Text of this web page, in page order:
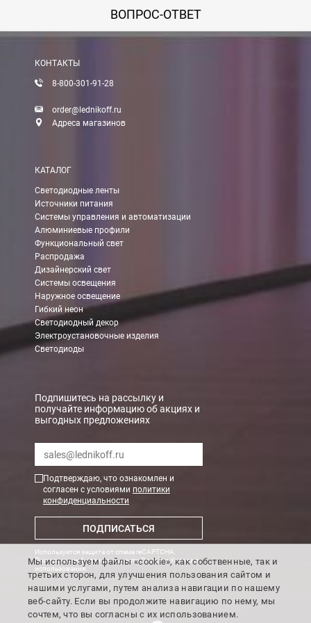
ВОПРОС-ОТВЕТ
КОНТАКТЫ
8-800-301-91-28
order@lednikoff.ru
Адреса магазинов
КАТАЛОГ
Светодиодные ленты
Источники питания
Системы управления и автоматизации
Алюминиевые профили
Функциональный свет
Распродажа
Дизайнерский свет
Системы освещения
Наружное освещение
Гибкий неон
Светодиодный декор
Электроустановочные изделия
Светодиоды
Подпишитесь на рассылку и
получайте информацию об акциях и
выгодных предложениях
Подтверждаю, что ознакомлен и
согласен с условиями политики
конфиденциальности
ПОДПИСАТЬСЯ
Используется защита от спама reCAPTCHA,
Политика конфиденциальности GoogleиУсловия
использования
Мы используем файлы «cookie», как собственные, так и
третьих сторон, для улучшения пользования сайтом и
нашими услугами, путем анализа навигации по нашему
веб-сайту. Если вы продолжите навигацию по нему, мы
сочтем, что вы согласны с их использованием.